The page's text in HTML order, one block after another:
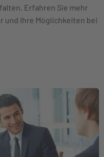
Erfahren Sie mehr
und Ihre Möglichkeiten bei
erfahren